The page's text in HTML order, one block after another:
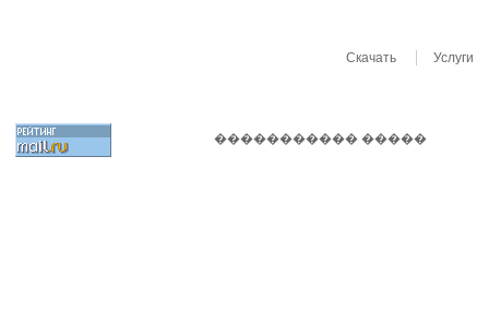
Скачать Услуги
����������� �����